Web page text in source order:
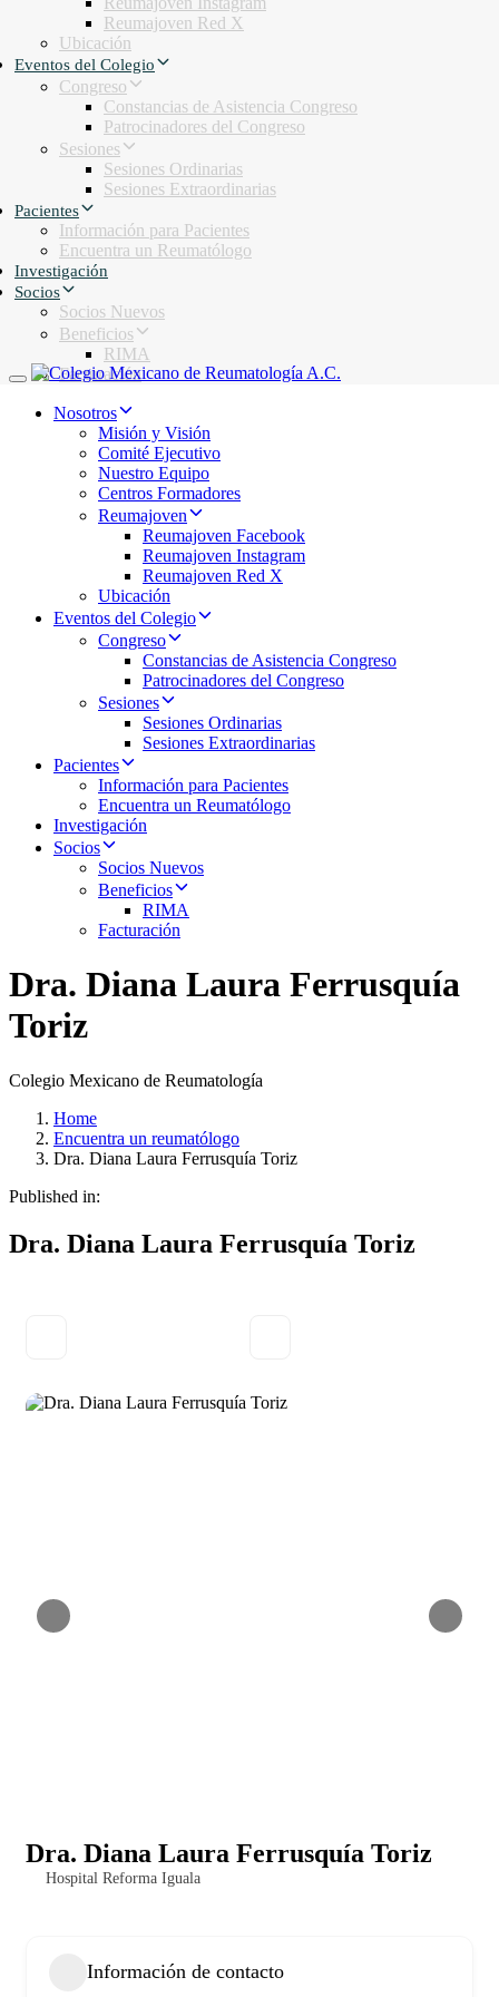
Reumajoven Red X
Ubicación
Eventos del Colegio
Congreso
Constancias de Asistencia Congreso
Patrocinadores del Congreso
Sesiones
Sesiones Ordinarias
Sesiones Extraordinarias
Pacientes
Información para Pacientes
Encuentra un Reumatólogo
Investigación
Socios
Socios Nuevos
Beneficios
RIMA
Facturación
Toggle navigation
Nosotros
Misión y Visión
Comité Ejecutivo
Nuestro Equipo
Centros Formadores
Reumajoven
Reumajoven Facebook
Reumajoven Instagram
Reumajoven Red X
Ubicación
Eventos del Colegio
Congreso
Constancias de Asistencia Congreso
Patrocinadores del Congreso
Sesiones
Sesiones Ordinarias
Sesiones Extraordinarias
Pacientes
Información para Pacientes
Encuentra un Reumatólogo
Investigación
Socios
Socios Nuevos
Beneficios
RIMA
Facturación
Dra. Diana Laura Ferrusquía
Toriz
Colegio Mexicano de Reumatología
Home
Encuentra un reumatólogo
Dra. Diana Laura Ferrusquía Toriz
Published in:
Dra. Diana Laura Ferrusquía Toriz
Dra. Diana Laura Ferrusquía Toriz
Hospital Reforma Iguala
Información de contacto